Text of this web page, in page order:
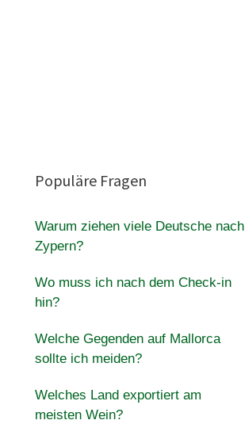
Populäre Fragen
Warum ziehen viele Deutsche nach
Zypern?
Wo muss ich nach dem Check-in
hin?
Welche Gegenden auf Mallorca
sollte ich meiden?
Welches Land exportiert am
meisten Wein?